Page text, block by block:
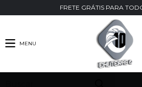
FRETE GRÁTIS PARA
MENU